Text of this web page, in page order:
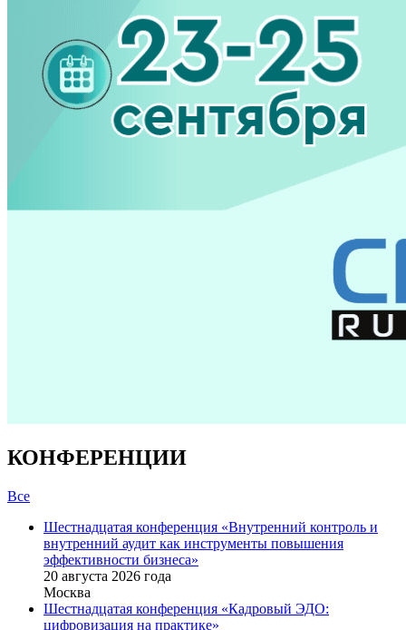
КОНФЕРЕНЦИИ
Все
Шестнадцатая конференция «Внутренний контроль и
внутренний аудит как инструменты повышения
эффективности бизнеса»
20 августа 2026 года
Москва
Шестнадцатая конференция «Кадровый ЭДО:
цифровизация на практике»